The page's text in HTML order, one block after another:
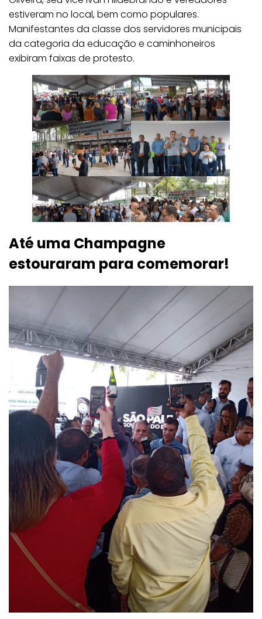
estiveram no local, bem como populares.
Manifestantes da classe dos servidores municipais
da categoria da educação e caminhoneiros
exibiram faixas de protesto.
Até uma Champagne
estouraram para comemorar!